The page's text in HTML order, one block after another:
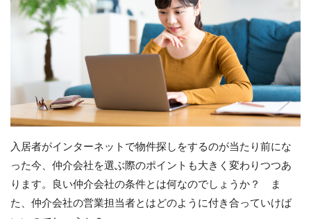
入居者がインターネットで物件探しをするのが当たり前にな
った今、仲介会社を選ぶ際のポイントも大きく変わりつつあ
ります。良い仲介会社の条件とは何なのでしょうか？ ま
た、仲介会社の営業担当者とはどのように付き合っていけば